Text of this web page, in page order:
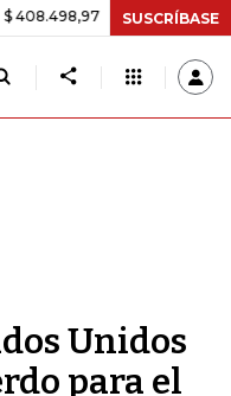
+$ 8.753,81 +2,19%
SUSCRÍBASE
Unidos
para el